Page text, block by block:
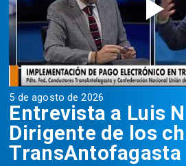
5 de agosto de 2026
Entrevista a Luis
Dirigente de los
TransAntofagasta